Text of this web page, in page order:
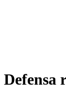
Defensa